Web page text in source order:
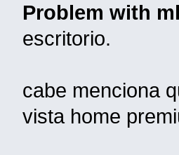
Problem with
escritorio.
cabe menciona
vista home